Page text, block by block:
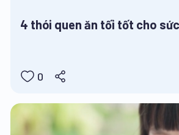
4 thói quen ăn tối tốt cho
0